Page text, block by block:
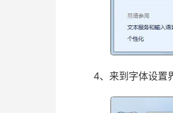
4、来到字体设置界